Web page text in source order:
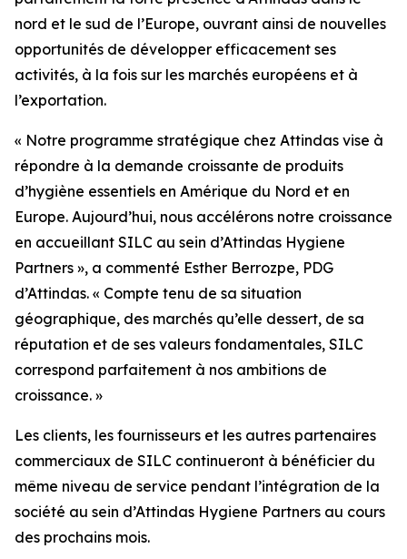
nord et le sud de l’Europe, ouvrant ainsi de nouvelles
opportunités de développer efficacement ses
activités, à la fois sur les marchés européens et à
l’exportation.
« Notre programme stratégique chez Attindas vise à
répondre à la demande croissante de produits
d’hygiène essentiels en Amérique du Nord et en
Europe. Aujourd’hui, nous accélérons notre croissance
en accueillant SILC au sein d’Attindas Hygiene
Partners », a commenté Esther Berrozpe, PDG
d’Attindas. « Compte tenu de sa situation
géographique, des marchés qu’elle dessert, de sa
réputation et de ses valeurs fondamentales, SILC
correspond parfaitement à nos ambitions de
croissance. »
Les clients, les fournisseurs et les autres partenaires
commerciaux de SILC continueront à bénéficier du
même niveau de service pendant l’intégration de la
société au sein d’Attindas Hygiene Partners au cours
des prochains mois.